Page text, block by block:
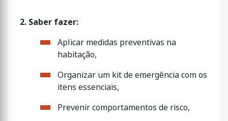
2. Saber fazer:
Aplicar medidas preventivas na
habitação,
Organizar um kit de emergência com os
itens essenciais,
Prevenir comportamentos de risco,